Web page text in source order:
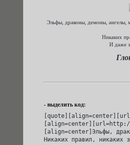
Эльфы, драконы, демоны, ангелы,
Никаких
И даже
- выделить код:
[align=center]Эльфы,
Никаких правил, никаких